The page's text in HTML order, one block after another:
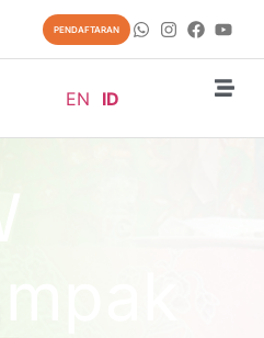
PENDAFTARAN
EN ID